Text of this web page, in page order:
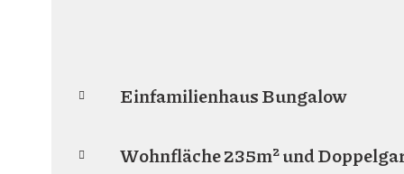
Einfamilienhaus Bungalow
Wohnfläche 235m² und